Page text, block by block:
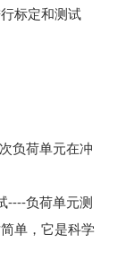
标定和测试
负荷单元在冲
----负荷单元测
单，它是科学